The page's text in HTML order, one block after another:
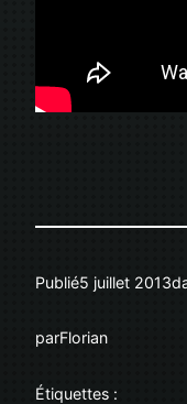
Publié5 juillet 2013
parFlorian
Étiquettes :